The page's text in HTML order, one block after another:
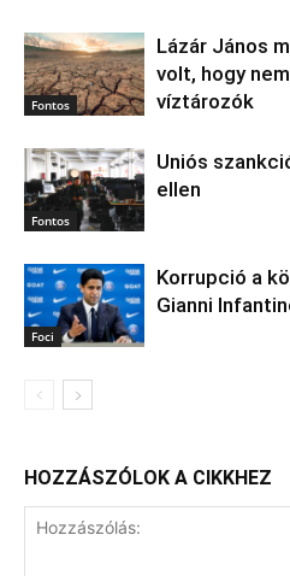
Fontos
Lázár János
volt, hogy
víztározók
Fontos
Uniós
ellen
Foci
Korrupció a
Gianni
HOZZÁSZÓLOK A CIKKHEZ